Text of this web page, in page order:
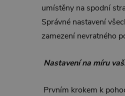
umístěny na spodní
Správné nastavení
zamezení nevratného
Nastavení na míru
Prvním krokem k